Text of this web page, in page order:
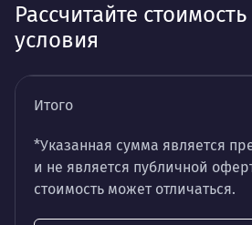
Рассчитайте
условия
Итого
*Указанная сумма является
и не является публичной
стоимость может отличаться.